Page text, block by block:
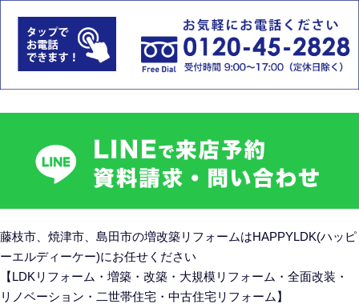
藤枝市、焼津市、島田市の増改築リフォームはHAPPYLDK(ハッピ
ーエルディーケー)にお任せください
【LDKリフォーム・増築・改築・大規模リフォーム・全面改装・
リノベーション・二世帯住宅・中古住宅リフォーム】